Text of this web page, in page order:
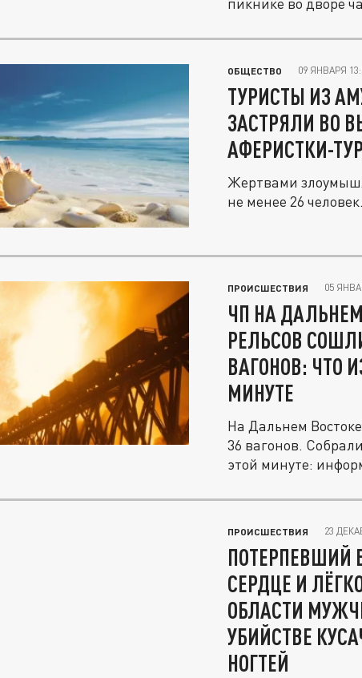
пикнике во дворе
ОБЩЕСТВО 09 ЯНВАРЯ
ТУРИСТЫ ИЗ
ЗАСТРЯЛИ ВО
АФЕРИСТКИ-
Жертвами
не менее 26 человек.
ПРОИСШЕСТВИЯ 05
ЧП НА
РЕЛЬСОВ
ВАГОНОВ: ЧТО
МИНУТЕ
На Дальнем
36 вагонов.
этой минуте:
ПРОИСШЕСТВИЯ 23
ПОТЕРПЕВШИЙ
СЕРДЦЕ И
ОБЛАСТИ
УБИЙСТВЕ
НОГТЕЙ